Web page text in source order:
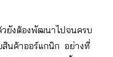
วยังต้องพัฒนาไปจนครบ
สินค้าออร์แกนิก อย่างที่